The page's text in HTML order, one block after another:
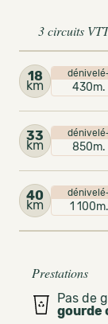
3 circuits
18
km 430m.
33
km 850m.
40
km 1 100m.
Prestations
Pas de
gourde